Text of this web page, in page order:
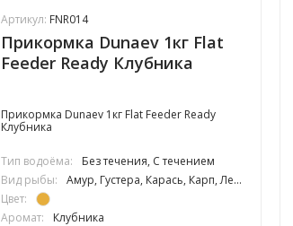
Артикул: FNR014
Прикормка Dunaev 1кг Flat
Feeder Ready Клубника
Прикормка Dunaev 1кг Flat Feeder Ready
Клубника
Тип водоёма:
Без течения, С течением
Вид рыбы:
Амур, Густера, Карась, Карп, Лещ, Линь, Плотва, Подлещик, Подуст, Усач, Язь, Сазан
Цвет:
Аромат:
Клубника